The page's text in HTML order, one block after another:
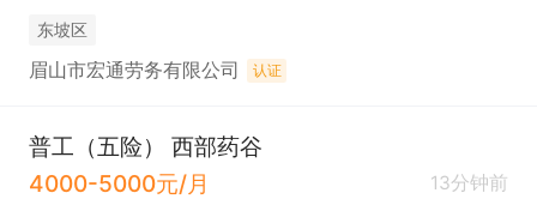
东坡区
眉山市宏通劳务有限公司 认证
普工（五险） 西部药谷
4000-5000元/月
13分钟前